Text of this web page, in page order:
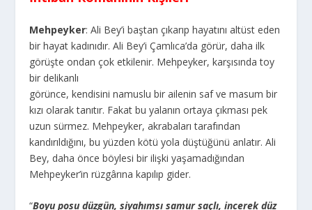
Mehpeyker: Ali Bey’i baştan çıkarıp hayatını altüst eden
bir hayat kadınıdır. Ali Bey’i Çamlıca’da görür, daha ilk
görüşte ondan çok etkilenir. Mehpeyker, karşısında toy
bir delikanlı
görünce, kendisini namuslu bir ailenin saf ve masum bir
kızı olarak tanıtır. Fakat bu yalanın ortaya çıkması pek
uzun sürmez. Mehpeyker, akrabaları tarafından
kandırıldığını, bu yüzden kötü yola düştüğünü anlatır. Ali
Bey, daha önce böylesi bir ilişki yaşamadığından
Mehpeyker’in rüzgârına kapılıp gider.
“Boyu posu düzgün, siyahımsı samur saçlı, incerek düz